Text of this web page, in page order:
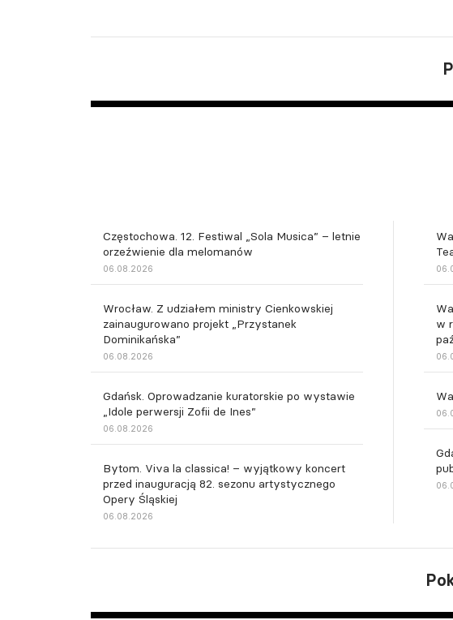
Częstochowa. 12. Festiwal „Sola Musica” – letnie
orzeźwienie dla melomanów
06.08.2026
Wrocław. Z udziałem ministry Cienkowskiej
zainaugurowano projekt „Przystanek
Dominikańska”
06.08.2026
Gdańsk. Oprowadzanie kuratorskie po wystawie
„Idole perwersji Zofii de Ines”
06.08.2026
Bytom. Viva la classica! – wyjątkowy koncert
przed inauguracją 82. sezonu artystycznego
Opery Śląskiej
06.08.2026
w